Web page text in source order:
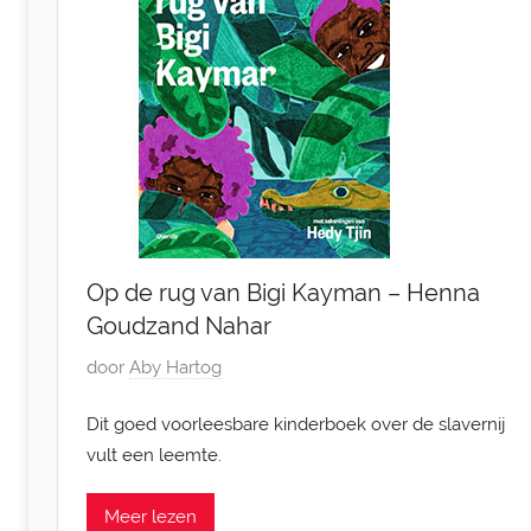
Op de rug van Bigi Kayman – Henna
Goudzand Nahar
G
p
l
a
door Aby Hartog
Dit goed voorleesbare kinderboek over de slavernij
vult een leemte.
Meer lezen